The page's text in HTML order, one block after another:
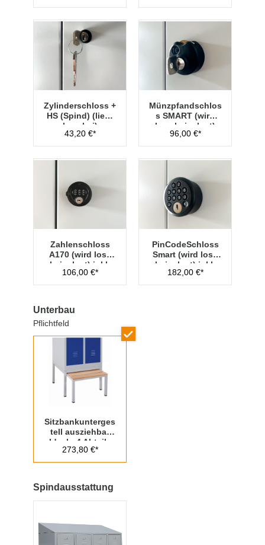
Zylinderschloss +
HS (Spind) (liegt
lose bei)
43,20 €*
Münzpfandschlos
s SMART (wird
lose beigelegt)
96,00 €*
Zahlenschloss
A170 (wird lose
beigelegt) inkl.
Hauptschlüssel
106,00 €*
PinCodeSchloss
Smart (wird lose
beigelegt) inkl.
Managementschl
üssel
182,00 €*
Unterbau
Pflichtfeld
Sitzbankunterges
tell ausziehbar
Ideal - 4 Abteile
300mm
Abteilbreite
273,80 €*
Spindausstattung